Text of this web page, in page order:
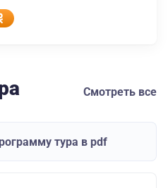
Смотреть все
тура в pdf